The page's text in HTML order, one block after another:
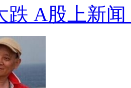
跌 A股上新闻